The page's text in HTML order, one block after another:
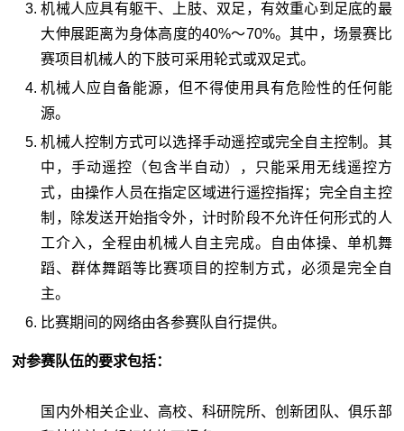
机械人应具有躯干、上肢、双足，有效重心到足底的最
大伸展距离为身体高度的40%～70%。其中，场景赛比
赛项目机械人的下肢可采用轮式或双足式。
机械人应自备能源，但不得使用具有危险性的任何能
源。
机械人控制方式可以选择手动遥控或完全自主控制。其
中，手动遥控（包含半自动），只能采用无线遥控方
式，由操作人员在指定区域进行遥控指挥；完全自主控
制，除发送开始指令外，计时阶段不允许任何形式的人
工介入，全程由机械人自主完成。自由体操、单机舞
蹈、群体舞蹈等比赛项目的控制方式，必须是完全自
主。
比赛期间的网络由各参赛队自行提供。
对参赛队伍的要求包括：
国内外相关企业、高校、科研院所、创新团队、俱乐部